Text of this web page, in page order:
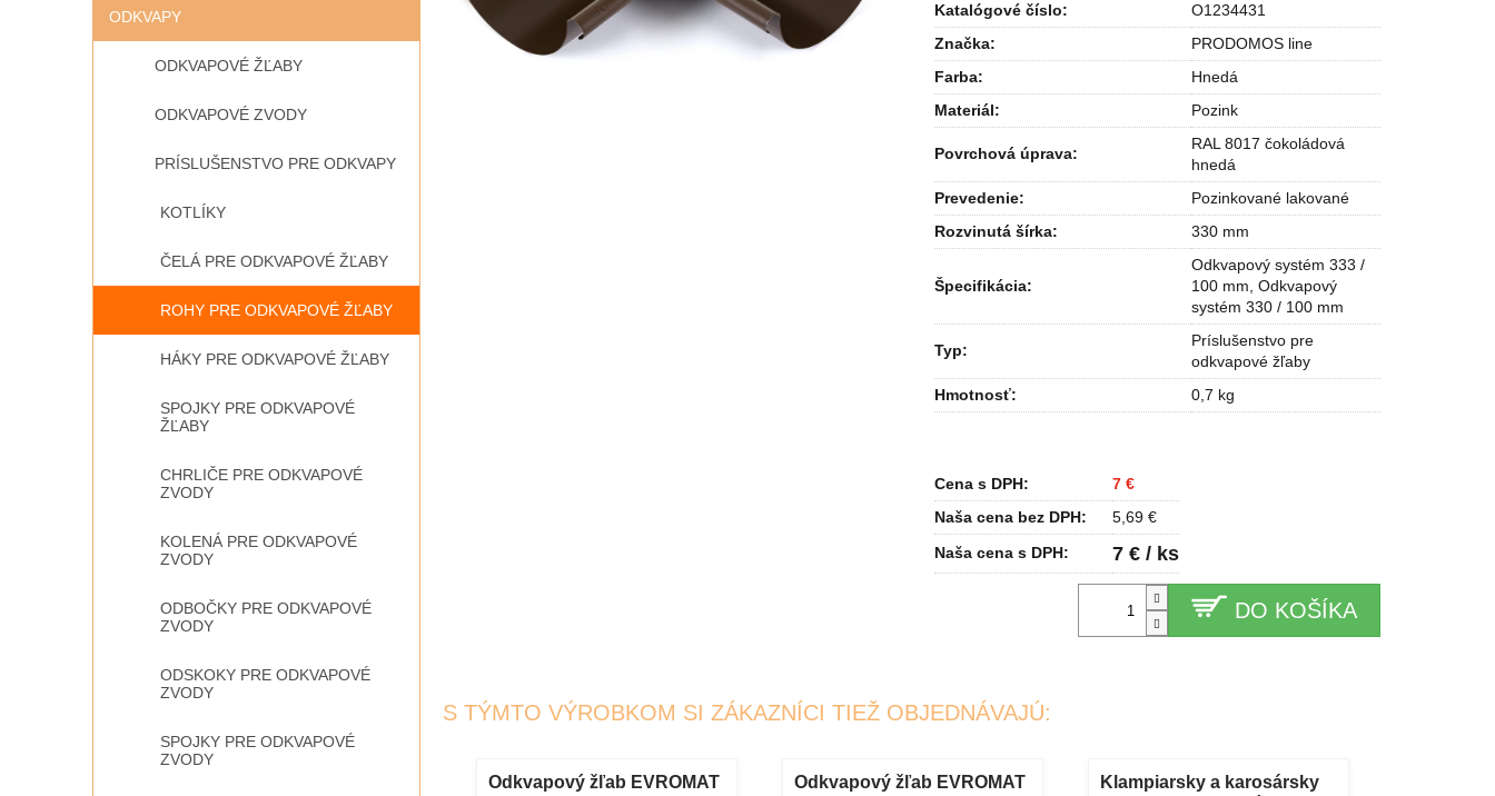
ODKVAPY
ODKVAPOVÉ ŽĽABY
ODKVAPOVÉ ZVODY
PRÍSLUŠENSTVO PRE ODKVAPY
KOTLÍKY
ČELÁ PRE ODKVAPOVÉ ŽĽABY
ROHY PRE ODKVAPOVÉ ŽĽABY
HÁKY PRE ODKVAPOVÉ ŽĽABY
SPOJKY PRE ODKVAPOVÉ
ŽĽABY
CHRLIČE PRE ODKVAPOVÉ
ZVODY
KOLENÁ PRE ODKVAPOVÉ
ZVODY
ODBOČKY PRE ODKVAPOVÉ
ZVODY
ODSKOKY PRE ODKVAPOVÉ
ZVODY
SPOJKY PRE ODKVAPOVÉ
ZVODY
DO KOŠÍKA
Katalógové číslo:
O1234431
Značka:
PRODOMOS line
Farba:
Hnedá
Materiál: Pozink
Povrchová úprava:
RAL 8017 čokoládová
hnedá
Prevedenie:
Pozinkované lakované
Rozvinutá šírka: 330 mm
Špecifikácia:
Odkvapový systém 333 /
100 mm, Odkvapový
systém 330 / 100 mm
Typ:
Príslušenstvo pre
odkvapové žľaby
Hmotnosť: 0,7 kg
Cena s DPH:
7 €
Naša cena bez DPH:
5,69 €
Naša cena s DPH:
7 € / ks
S TÝMTO VÝROBKOM SI ZÁKAZNÍCI TIEŽ OBJEDNÁVAJÚ:
Odkvapový žľab EVROMAT
Odkvapový žľab EVROMAT
Klampiarsky a karosársky